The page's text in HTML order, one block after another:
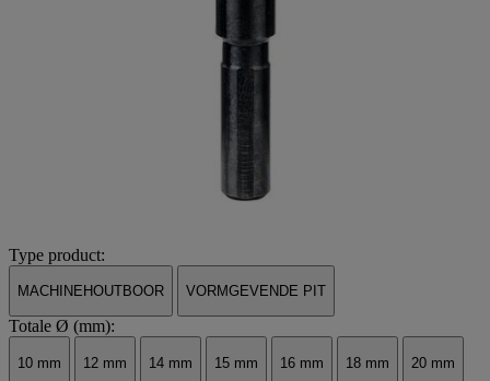
Type product:
MACHINEHOUTBOOR VORMGEVENDE PIT
Totale Ø (mm):
10 mm 12 mm 14 mm 15 mm 16 mm 18 mm 20 mm